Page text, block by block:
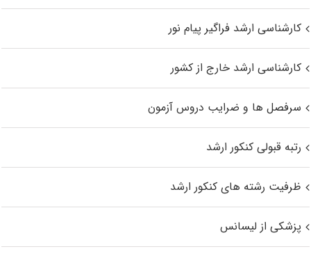
کارشناسی ارشد فراگیر پیام نور
کارشناسی ارشد خارج از کشور
سرفصل ها و ضرایب دروس آزمون
رتبه قبولی کنکور ارشد
ظرفیت رشته های کنکور ارشد
پزشکی از لیسانس